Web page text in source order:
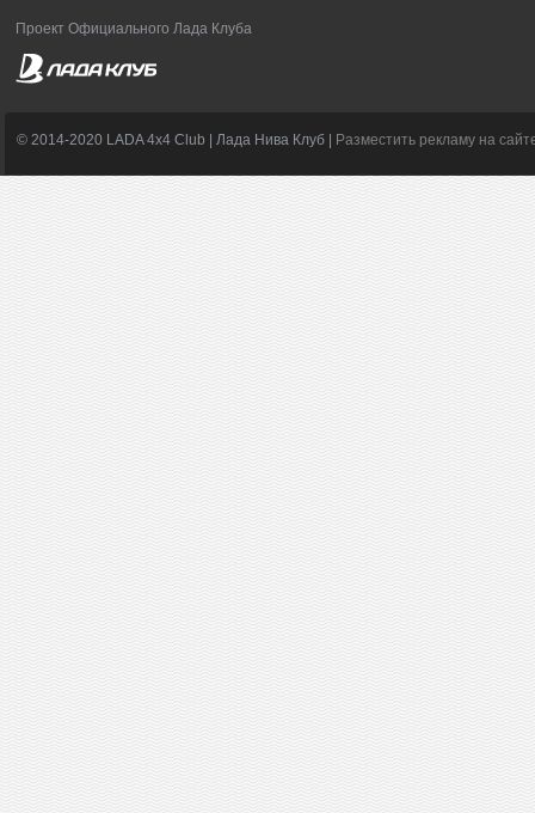
Проект Официального Лада Клуба
© 2014-2020 LADA 4x4 Club | Лада Нива Клуб | Разместить рекламу на